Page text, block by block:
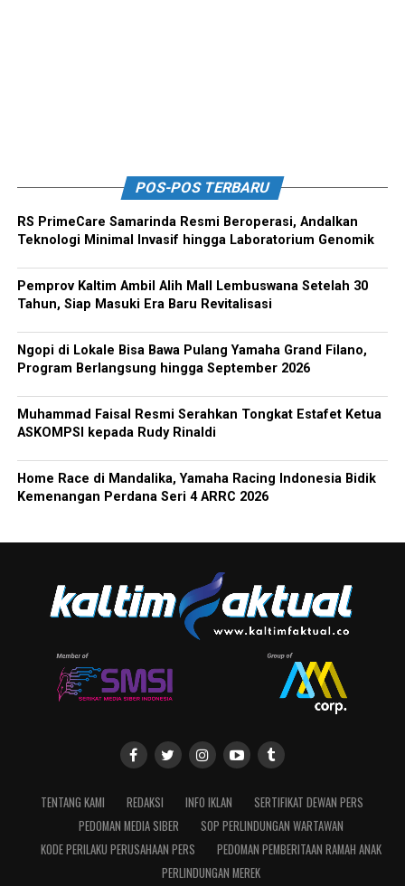
POS-POS TERBARU
RS PrimeCare Samarinda Resmi Beroperasi, Andalkan
Teknologi Minimal Invasif hingga Laboratorium Genomik
Pemprov Kaltim Ambil Alih Mall Lembuswana Setelah 30
Tahun, Siap Masuki Era Baru Revitalisasi
Ngopi di Lokale Bisa Bawa Pulang Yamaha Grand Filano,
Program Berlangsung hingga September 2026
Muhammad Faisal Resmi Serahkan Tongkat Estafet Ketua
ASKOMPSI kepada Rudy Rinaldi
Home Race di Mandalika, Yamaha Racing Indonesia Bidik
Kemenangan Perdana Seri 4 ARRC 2026
TENTANG KAMI REDAKSI INFO IKLAN
SERTIFIKAT DEWAN PERS
PEDOMAN MEDIA SIBER
SOP PERLINDUNGAN WARTAWAN
KODE PERILAKU PERUSAHAAN PERS
PEDOMAN PEMBERITAAN RAMAH ANAK
PERLINDUNGAN MEREK